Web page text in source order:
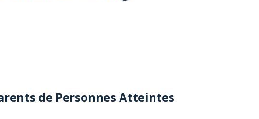
de Personnes Atteintes